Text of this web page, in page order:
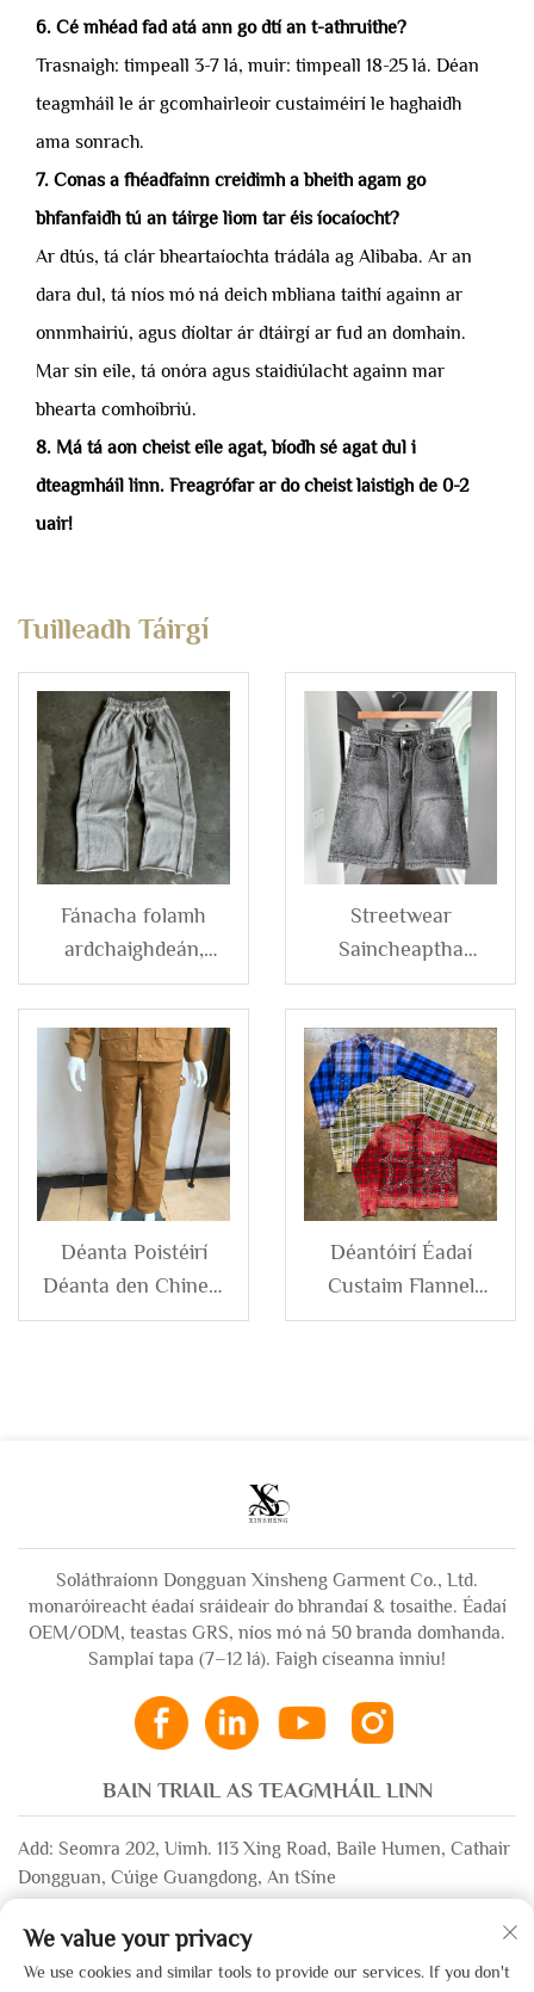
6. Cé mhéad fad atá ann go dtí an t-athruithe?
Trasnaigh: timpeall 3-7 lá, muir: timpeall 18-25 lá. Déan
teagmháil le ár gcomhairleoir custaiméirí le haghaidh
ama sonrach.
7. Conas a fhéadfainn creidimh a bheith agam go
bhfanfaidh tú an táirge liom tar éis íocaíocht?
Ar dtús, tá clár bheartaíochta trádála ag Alibaba. Ar an
dara dul, tá níos mó ná deich mbliana taithí againn ar
onnmhairiú, agus díoltar ár dtáirgí ar fud an domhain.
Mar sin eile, tá onóra agus staidiúlacht againn mar
bhearta comhoibriú.
8. Má tá aon cheist eile agat, bíodh sé agat dul i
dteagmháil linn. Freagrófar ar do cheist laistigh de 0-2
uair!
Tuilleadh Táirgí
Fánacha folamh
ardchaighdeán,
ardhosca, gléas
leathan, bolgach,
leathnadh mallaithe,
tréascaidéin le logo
saincheaptha,
tréascuidéin
Fhrancach Terry,
fear
Streetwear
Saincheaptha
Tréimhse Tréimhse
Lán-Ghlancaithe le
Criostal Carga
Geansaí Denim
Geansaí do Mhars
Déanta Poistéirí
Déanta den Chineál
Is Fearr do
Déantóirí Éadaí
Custaim Flannel
Réitreach Méadach
Soláthraíonn Dongguan Xinsheng Garment Co., Ltd.
monaróireacht éadaí sráideair do bhrandaí & tosaithe. Éadaí
OEM/ODM, teastas GRS, níos mó ná 50 branda domhanda.
Samplaí tapa (7–12 lá). Faigh císeanna inniu!
BAIN TRIAIL AS TEAGMHÁIL LINN
Add: Seomra 202, Uimh. 113 Xing Road, Baile Humen, Cathair
Dongguan, Cúige Guangdong, An tSíne
+86-13532483058
We value your privacy
We use cookies and similar tools to provide our services. If you don't